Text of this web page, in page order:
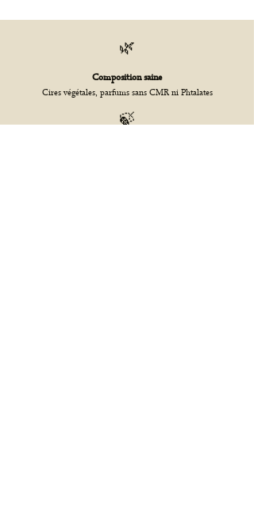
🌿
Composition saine
Cires végétales, parfums sans CMR ni Phtalates
🍃